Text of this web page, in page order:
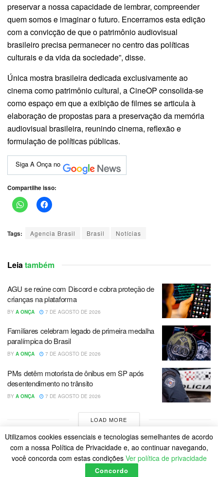
preservar a nossa capacidade de lembrar, compreender
quem somos e imaginar o futuro. Encerramos esta edição
com a convicção de que o patrimônio audiovisual
brasileiro precisa permanecer no centro das políticas
culturais e da vida da sociedade”, disse.
Única mostra brasileira dedicada exclusivamente ao
cinema como patrimônio cultural, a CineOP consolida-se
como espaço em que a exibição de filmes se articula à
elaboração de propostas para a preservação da memória
audiovisual brasileira, reunindo cinema, reflexão e
formulação de políticas públicas.
Siga A Onça no
Compartilhe isso:
Tags: Agencia Brasil Brasil Notícias
Leia também
AGU se reúne com Discord e cobra proteção de
crianças na plataforma
BY A ONÇA 7 DE AGOSTO DE 2026
Familiares celebram legado de primeira medalha
paralímpica do Brasil
BY A ONÇA 7 DE AGOSTO DE 2026
PMs detêm motorista de ônibus em SP após
desentendimento no trânsito
BY A ONÇA 7 DE AGOSTO DE 2026
LOAD MORE
Utilizamos cookies essenciais e tecnologias semelhantes de acordo
com a nossa Política de Privacidade e, ao continuar navegando,
você concorda com estas condições Ver política de privacidade
Concordo